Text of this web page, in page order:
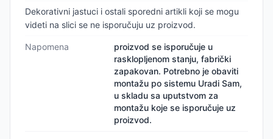
Dekorativni jastuci i ostali sporedni artikli koji se mogu
videti na slici se ne isporučuju uz proizvod.
Napomena
proizvod se isporučuje u
rasklopljenom stanju, fabrički
zapakovan. Potrebno je obaviti
montažu po sistemu Uradi Sam,
u skladu sa uputstvom za
montažu koje se isporučuje uz
proizvod.